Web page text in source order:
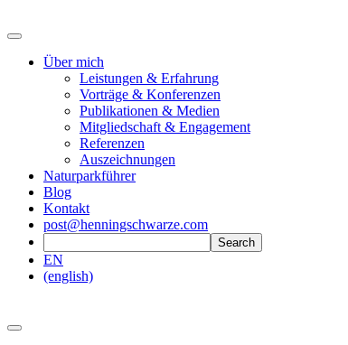
Über mich
Leistungen & Erfahrung
Vorträge & Konferenzen
Publikationen & Medien
Mitgliedschaft & Engagement
Referenzen
Auszeichnungen
Naturparkführer
Blog
Kontakt
post@henningschwarze.com
EN
(english)